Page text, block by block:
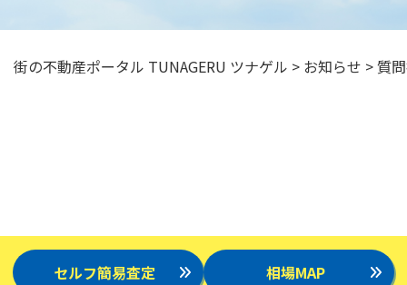
セルフ簡易査定 相場MAP
街の不動産ポータル TUNAGERU ツナゲル > お知らせ >質